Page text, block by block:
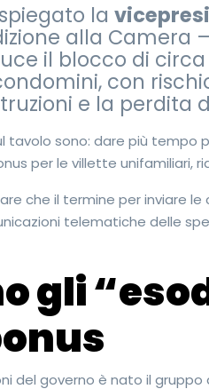
la
alla Camera
il blocco di
con
e la perdita
tavolo sono: dare più tempo
per le villette unifamiliari,
che il termine per inviare
telematiche delle
gli
del governo è nato il